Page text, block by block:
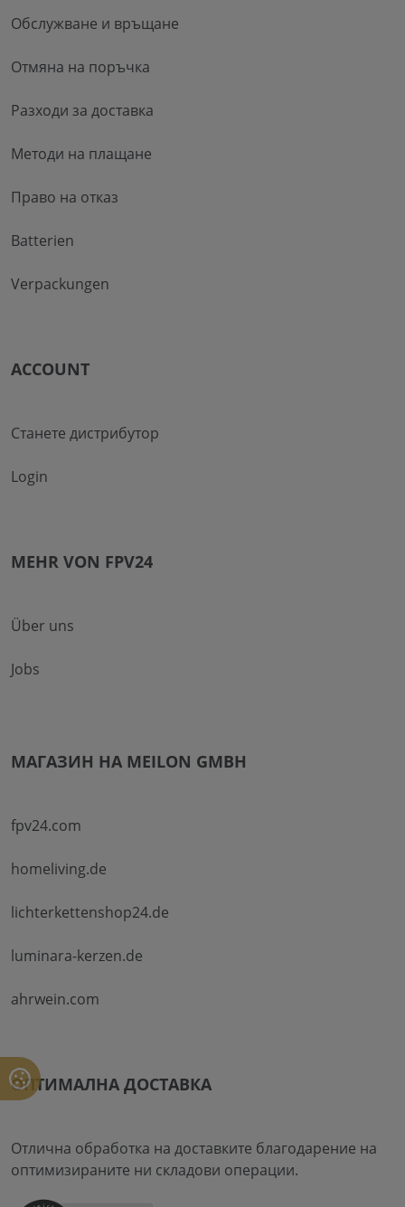
Обслужване и връщане
Отмяна на поръчка
Разходи за доставка
Методи на плащане
Право на отказ
Batterien
Verpackungen
ACCOUNT
Станете дистрибутор
Login
MEHR VON FPV24
Über uns
Jobs
МАГАЗИН НА MEILON GMBH
fpv24.com
homeliving.de
lichterkettenshop24.de
luminara-kerzen.de
ahrwein.com
ОПТИМАЛНА ДОСТАВКА
Отлична обработка на доставките благодарение на
оптимизираните ни складови операции.